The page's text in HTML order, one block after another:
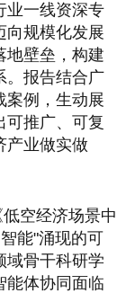
业一线资深专
向规模化发展
地壁垒，构建
。报告结合广
案例，生动展
可推广、可复
产业做实做
空经济场景中
能"涌现的可
域骨干科研学
能体协同面临